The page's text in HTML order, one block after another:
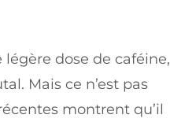
dose de caféine,
Mais ce n’est pas
montrent qu’il